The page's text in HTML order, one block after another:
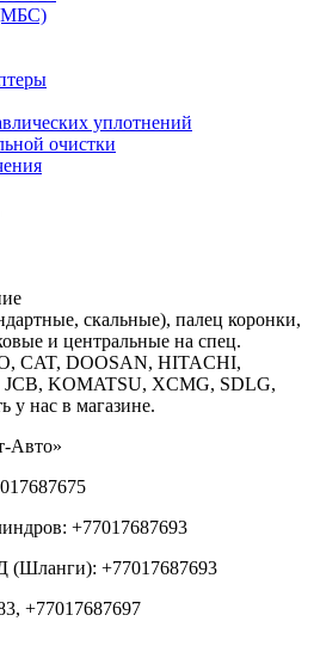
уплотнений
очистки
скальные), палец коронки,
и центральные на спец.
CAT, DOOSAN, HITACHI,
KOMATSU, XCMG, SDLG,
у нас в магазине.
Авто»
+77017687693
(Шланги): +77017687693
+77017687697